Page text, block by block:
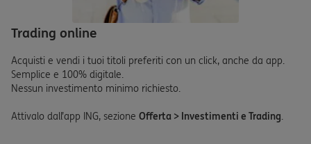
Trading online
Acquisti e vendi i tuoi titoli preferiti con un click, anche da app.
Semplice e 100% digitale.
Nessun investimento minimo richiesto.
Attivalo dall’app ING, sezione Offerta > Investimenti e Trading.